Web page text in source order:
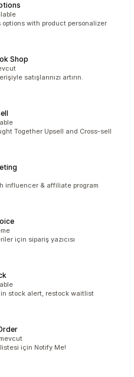
with product personalizer
Shop
satışlarınızı artırın.
Together Upsell and Cross-sell
influencer & affiliate program
için sipariş yazıcısı
in stock alert, restock waitlist
için Notify Me!